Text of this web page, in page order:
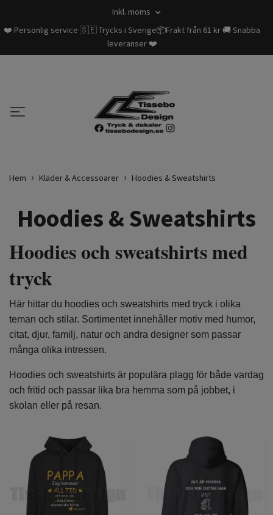
Inkl. moms
❤️ Personlig service 🇸🇪 Trycks i Sverige📦Frakt från 61 kr 🚚 Snabba
leveranser ❤️
Hem Kläder & Accessoarer Hoodies & Sweatshirts
Hoodies & Sweatshirts
Hoodies och sweatshirts med
tryck
Här hittar du hoodies och sweatshirts med tryck i olika
teman och stilar. Sortimentet innehåller motiv med humor,
citat, djur, familj, natur och andra designer som passar
många olika intressen.
Hoodies och sweatshirts är populära plagg för både vardag
och fritid och passar lika bra hemma som på jobbet, i
skolan eller på resan.